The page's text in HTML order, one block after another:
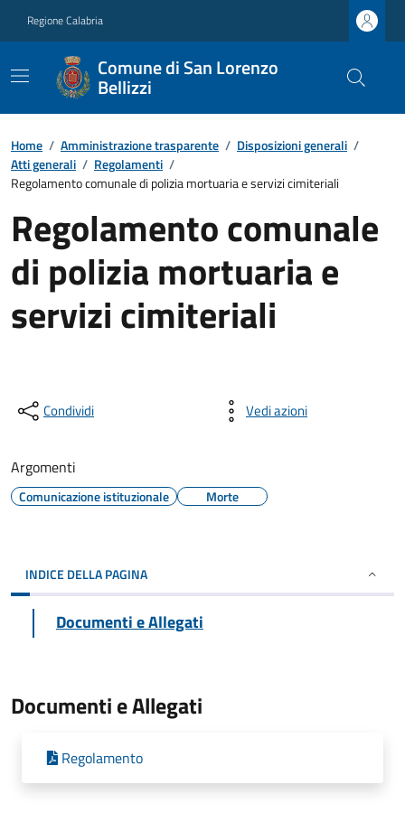
Regione Calabria
Comune di San Lorenzo
Bellizzi
Home / Amministrazione trasparente / Disposizioni generali /
Atti generali / Regolamenti /
Regolamento comunale di polizia mortuaria e servizi cimiteriali
Regolamento comunale
di polizia mortuaria e
servizi cimiteriali
Condividi Vedi azioni
Argomenti
Comunicazione istituzionale Morte
INDICE DELLA PAGINA
Documenti e Allegati
Documenti e Allegati
Regolamento